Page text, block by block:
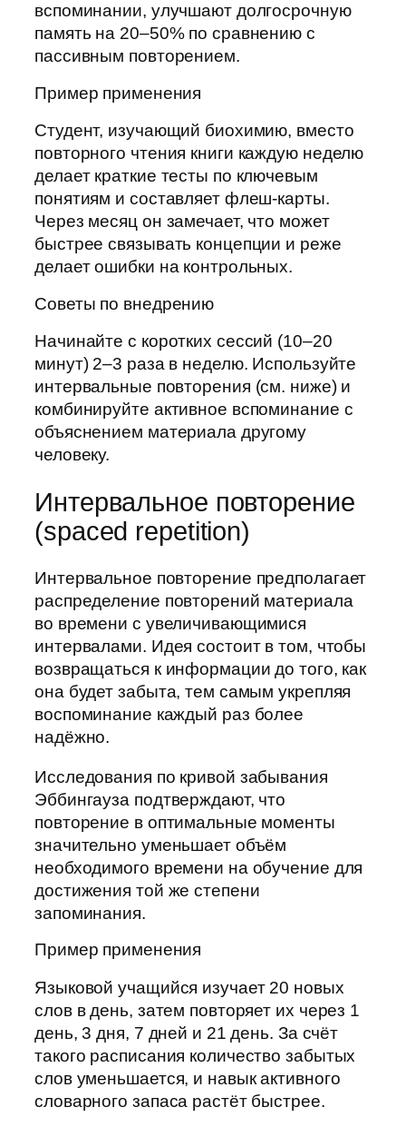
вспоминании, улучшают долгосрочную
память на 20–50% по сравнению с
пассивным повторением.
Пример применения
Студент, изучающий биохимию, вместо
повторного чтения книги каждую неделю
делает краткие тесты по ключевым
понятиям и составляет флеш-карты.
Через месяц он замечает, что может
быстрее связывать концепции и реже
делает ошибки на контрольных.
Советы по внедрению
Начинайте с коротких сессий (10–20
минут) 2–3 раза в неделю. Используйте
интервальные повторения (см. ниже) и
комбинируйте активное вспоминание с
объяснением материала другому
человеку.
Интервальное повторение
(spaced repetition)
Интервальное повторение предполагает
распределение повторений материала
во времени с увеличивающимися
интервалами. Идея состоит в том, чтобы
возвращаться к информации до того, как
она будет забыта, тем самым укрепляя
воспоминание каждый раз более
надёжно.
Исследования по кривой забывания
Эббингауза подтверждают, что
повторение в оптимальные моменты
значительно уменьшает объём
необходимого времени на обучение для
достижения той же степени
запоминания.
Пример применения
Языковой учащийся изучает 20 новых
слов в день, затем повторяет их через 1
день, 3 дня, 7 дней и 21 день. За счёт
такого расписания количество забытых
слов уменьшается, и навык активного
словарного запаса растёт быстрее.